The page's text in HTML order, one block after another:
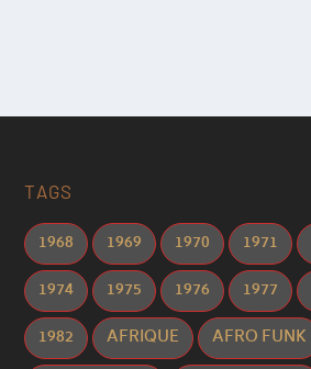
TAGS
1968 1969 1970 1971
1974
1975 1976 1977
1982
AFRIQUE
AFRO FUNK